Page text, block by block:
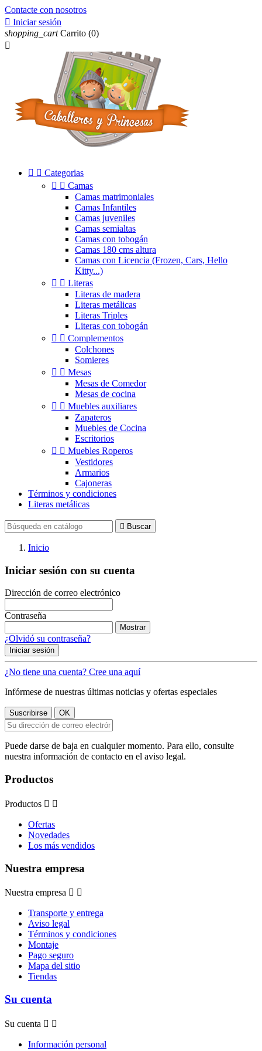
Contacte con nosotros
 Iniciar sesión
shopping_cart Carrito (0)

  Categorias
  Camas
Camas matrimoniales
Camas Infantiles
Camas juveniles
Camas semialtas
Camas con tobogán
Camas 180 cms altura
Camas con Licencia (Frozen, Cars, Hello
Kitty...)
  Literas
Literas de madera
Literas metálicas
Literas Triples
Literas con tobogán
  Complementos
Colchones
Somieres
  Mesas
Mesas de Comedor
Mesas de cocina
  Muebles auxiliares
Zapateros
Muebles de Cocina
Escritorios
  Muebles Roperos
Vestidores
Armarios
Cajoneras
Términos y condiciones
Literas metálicas
 Buscar
Inicio
Iniciar sesión con su cuenta
Dirección de correo electrónico
Contraseña
Mostrar
¿Olvidó su contraseña?
Iniciar sesión
¿No tiene una cuenta? Cree una aquí
Infórmese de nuestras últimas noticias y ofertas especiales
Puede darse de baja en cualquier momento. Para ello, consulte
nuestra información de contacto en el aviso legal.
Productos
Productos  
Ofertas
Novedades
Los más vendidos
Nuestra empresa
Nuestra empresa  
Transporte y entrega
Aviso legal
Términos y condiciones
Montaje
Pago seguro
Mapa del sitio
Tiendas
Su cuenta
Su cuenta  
Información personal